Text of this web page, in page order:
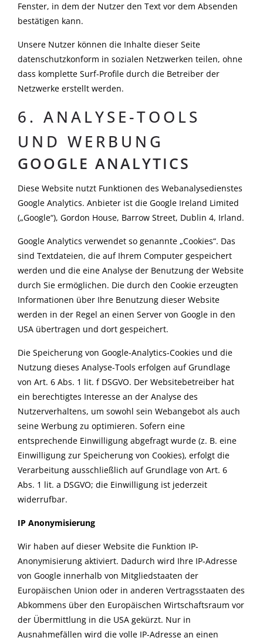
Fenster, in dem der Nutzer den Text vor dem Absenden
bestätigen kann.
Unsere Nutzer können die Inhalte dieser Seite
datenschutzkonform in sozialen Netzwerken teilen, ohne
dass komplette Surf-Profile durch die Betreiber der
Netzwerke erstellt werden.
6. ANALYSE-TOOLS
UND WERBUNG
GOOGLE ANALYTICS
Diese Website nutzt Funktionen des Webanalysedienstes
Google Analytics. Anbieter ist die Google Ireland Limited
(„Google“), Gordon House, Barrow Street, Dublin 4, Irland.
Google Analytics verwendet so genannte „Cookies“. Das
sind Textdateien, die auf Ihrem Computer gespeichert
werden und die eine Analyse der Benutzung der Website
durch Sie ermöglichen. Die durch den Cookie erzeugten
Informationen über Ihre Benutzung dieser Website
werden in der Regel an einen Server von Google in den
USA übertragen und dort gespeichert.
Die Speicherung von Google-Analytics-Cookies und die
Nutzung dieses Analyse-Tools erfolgen auf Grundlage
von Art. 6 Abs. 1 lit. f DSGVO. Der Websitebetreiber hat
ein berechtigtes Interesse an der Analyse des
Nutzerverhaltens, um sowohl sein Webangebot als auch
seine Werbung zu optimieren. Sofern eine
entsprechende Einwilligung abgefragt wurde (z. B. eine
Einwilligung zur Speicherung von Cookies), erfolgt die
Verarbeitung ausschließlich auf Grundlage von Art. 6
Abs. 1 lit. a DSGVO; die Einwilligung ist jederzeit
widerrufbar.
IP Anonymisierung
Wir haben auf dieser Website die Funktion IP-
Anonymisierung aktiviert. Dadurch wird Ihre IP-Adresse
von Google innerhalb von Mitgliedstaaten der
Europäischen Union oder in anderen Vertragsstaaten des
Abkommens über den Europäischen Wirtschaftsraum vor
der Übermittlung in die USA gekürzt. Nur in
Ausnahmefällen wird die volle IP-Adresse an einen